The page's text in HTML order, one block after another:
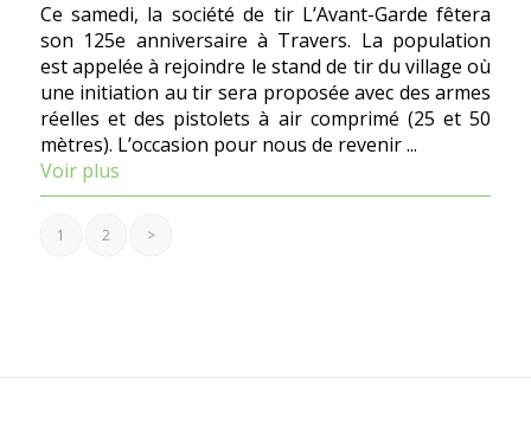
Ce samedi, la société de tir L’Avant-Garde fêtera
son 125e anniversaire à Travers. La population
est appelée à rejoindre le stand de tir du village où
une initiation au tir sera proposée avec des armes
réelles et des pistolets à air comprimé (25 et 50
mètres). L’occasion pour nous de revenir ...
Voir plus
1 2 >